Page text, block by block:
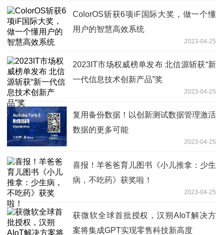
ColorOS斩获6项iF国际大奖，做一个懂
用户的智慧高效系统
2023-04-25
2023IT市场权威榜单发布 北信源斩获“新
一代信息技术创新产品”奖
2023-04-25
复用备份数据！以创新测试数据管理激活
数据的更多可能
2023-04-25
喜报！羊爸爸育儿图书《小儿推拿：少生
病，不吃药》获奖啦！
2023-04-25
获微软全球首批授权，汉朔AIoT解决方
案将集成GPT实现零售科技新高度